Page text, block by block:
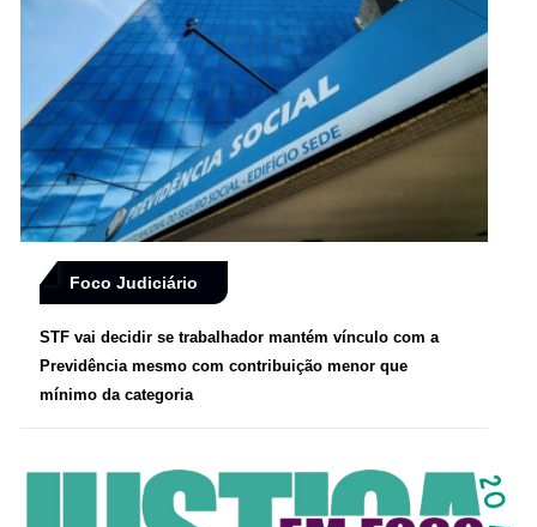
Foco Judiciário
STF vai decidir se trabalhador mantém vínculo com a
Previdência mesmo com contribuição menor que
mínimo da categoria